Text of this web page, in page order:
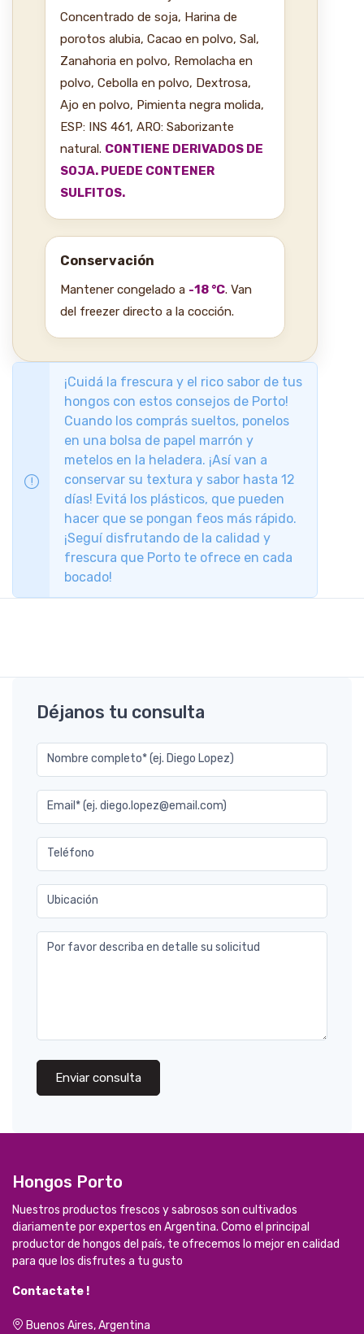
Concentrado de soja, Harina de
porotos alubia, Cacao en polvo, Sal,
Zanahoria en polvo, Remolacha en
polvo, Cebolla en polvo, Dextrosa,
Ajo en polvo, Pimienta negra molida,
ESP: INS 461, ARO: Saborizante
natural. CONTIENE DERIVADOS DE
SOJA. PUEDE CONTENER
SULFITOS.
Conservación
Mantener congelado a -18 °C. Van
del freezer directo a la cocción.
¡Cuidá la frescura y el rico sabor de tus
hongos con estos consejos de Porto!
Cuando los comprás sueltos, ponelos
en una bolsa de papel marrón y
metelos en la heladera. ¡Así van a
conservar su textura y sabor hasta 12
días! Evitá los plásticos, que pueden
hacer que se pongan feos más rápido.
¡Seguí disfrutando de la calidad y
frescura que Porto te ofrece en cada
bocado!
Déjanos tu consulta
Nombre completo* (ej. Diego Lopez)
Email* (ej. diego.lopez@email.com)
Teléfono
Ubicación
Por favor describa en detalle su solicitud
Enviar consulta
Hongos Porto
Nuestros productos frescos y sabrosos son cultivados
diariamente por expertos en Argentina. Como el principal
productor de hongos del país, te ofrecemos lo mejor en calidad
para que los disfrutes a tu gusto
Contactate !
Buenos Aires, Argentina